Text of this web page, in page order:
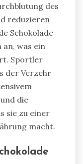
des
reduzieren
Schokolade
was ein
Sportler
der Verzehr
die
sie zu einer
macht.